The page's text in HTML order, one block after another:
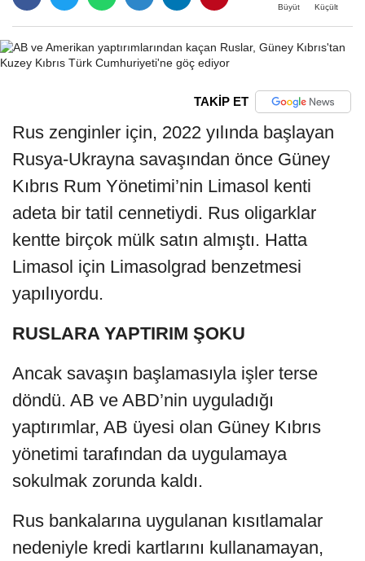
Büyüt Küçült
TAKİP ET
Rus zenginler için, 2022 yılında başlayan
Rusya-Ukrayna savaşından önce Güney
Kıbrıs Rum Yönetimi’nin Limasol kenti
adeta bir tatil cennetiydi. Rus oligarklar
kentte birçok mülk satın almıştı. Hatta
Limasol için Limasolgrad benzetmesi
yapılıyordu.
RUSLARA YAPTIRIM ŞOKU
Ancak savaşın başlamasıyla işler terse
döndü. AB ve ABD’nin uyguladığı
yaptırımlar, AB üyesi olan Güney Kıbrıs
yönetimi tarafından da uygulamaya
sokulmak zorunda kaldı.
Rus bankalarına uygulanan kısıtlamalar
nedeniyle kredi kartlarını kullanamayan,